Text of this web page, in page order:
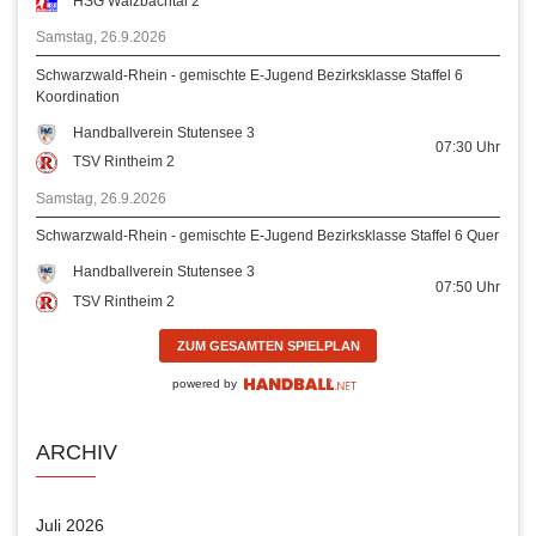
Samstag, 26.9.2026
Schwarzwald-Rhein - gemischte E-Jugend Bezirksklasse Staffel 6
Koordination
Handballverein Stutensee 3
TSV Rintheim 2
07:30 Uhr
Samstag, 26.9.2026
Schwarzwald-Rhein - gemischte E-Jugend Bezirksklasse Staffel 6 Quer
Handballverein Stutensee 3
TSV Rintheim 2
07:50 Uhr
ZUM GESAMTEN SPIELPLAN
powered by
ARCHIV
Juli 2026